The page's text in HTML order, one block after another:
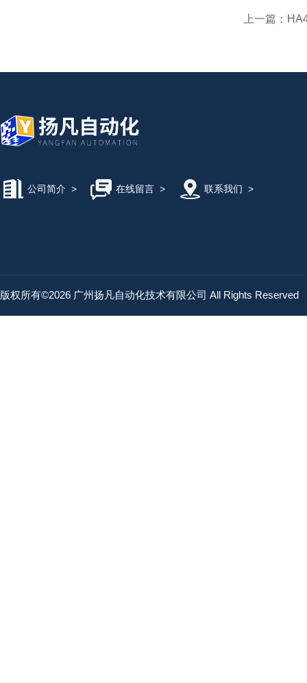
上一篇：
公司简介 > 在线留言> 联系我们 >
版权所有©2026 广州扬凡自动化技术有限公司 All Rights Reserved